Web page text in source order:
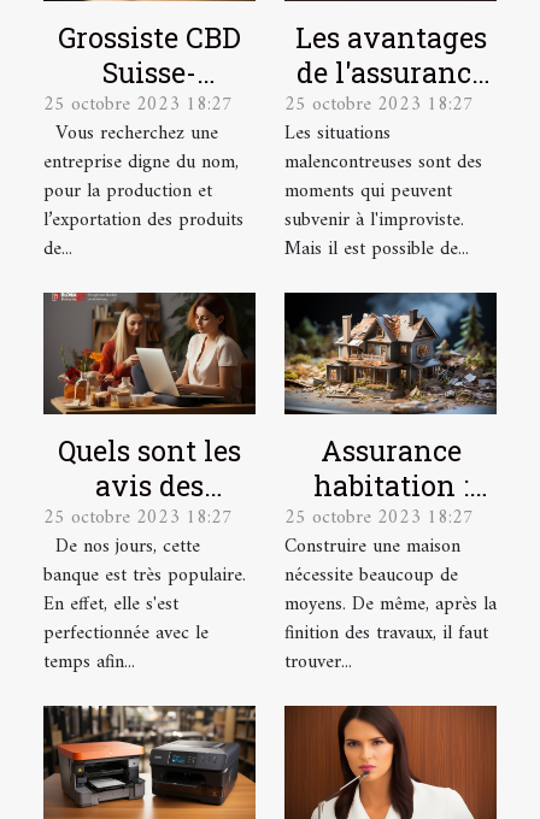
Grossiste CBD
Suisse-
Producteur &
Exportateur
25 octobre 2023 18:27
Vous recherchez une
entreprise digne du nom,
pour la production et
l’exportation des produits
de...
Les avantages
de l'assurance
santé pour les
salariés
25 octobre 2023 18:27
Les situations
malencontreuses sont des
moments qui peuvent
subvenir à l'improviste.
Mais il est possible de...
Quels sont les
avis des
utilisateurs sur
la banque en
ligne
Boursorama ?
25 octobre 2023 18:27
De nos jours, cette
banque est très populaire.
En effet, elle s'est
perfectionnée avec le
temps afin...
Assurance
habitation :
quelles sont les
garanties ?
25 octobre 2023 18:27
Construire une maison
nécessite beaucoup de
moyens. De même, après la
finition des travaux, il faut
trouver...